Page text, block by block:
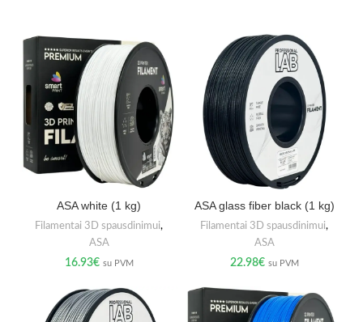
ASA white (1 kg)
Filamentai 3D spausdinimui,
ASA
16.93€ su PVM
ASA glass fiber black (1 kg)
Filamentai 3D spausdinimui,
ASA
22.98€ su PVM